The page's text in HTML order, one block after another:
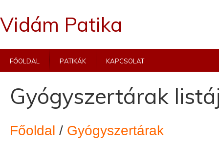
Vidám Patika
Főoldal Patikák Kapcsolat
Gyógyszertárak
Főoldal / Gyógyszertárak